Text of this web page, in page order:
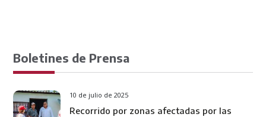
Boletines de Prensa
10 de julio de 2025
Recorrido por zonas afectadas por las